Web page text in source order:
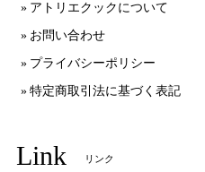
アトリエクックについて
お問い合わせ
プライバシーポリシー
特定商取引法に基づく表記
Link リンク